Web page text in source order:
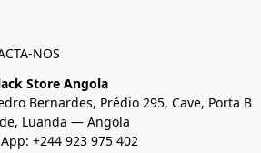
NOS
Store Angola
Bernardes, Prédio 295, Cave, Porta B
Luanda — Angola
+244 923 975 402